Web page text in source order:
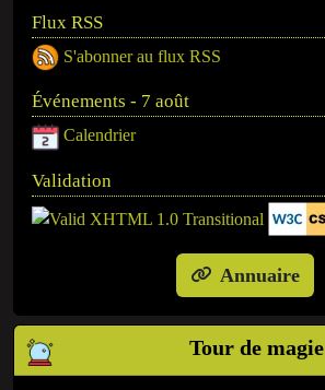
Flux RSS
S'abonner au flux RSS
Événements - 7 août
Calendrier
Validation
Annuaire
Tour de magie